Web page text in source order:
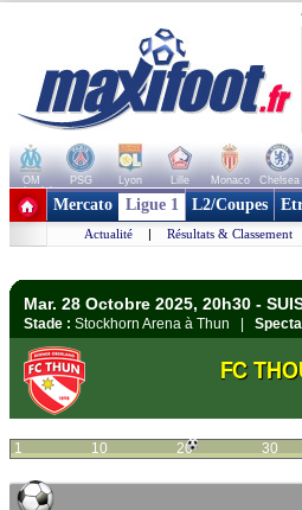
OM PSG Lyon Lille Monaco Chelsea
+ de clubs
Mercato Ligue 1 L2/Coupes
Actualité | Résultats & Classement
Mar. 28 Octobre 2025, 20h30 -
Stade : Stockhorn Arena à Thun |
FC
1 10 20 30